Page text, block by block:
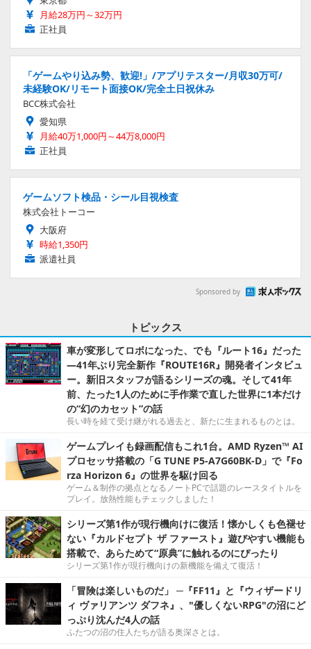
月給28万円～32万円
正社員
「ゲームやり込み勢、歓迎!」/アプリテスター/月収30万可/
未経験OK/リモート面接OK/完全土日祝休み
BCC株式会社
愛知県
月給40万1,000円～44万8,000円
正社員
ゲームソフト検品・シール目視検査
株式会社トーコー
大阪府
時給1,350円
派遣社員
Sponsored by
トピックス
車が変形してロボになった、でも『ルート16』だった
―41年ぶり完全新作『ROUTE16R』開発者インタビュ
ー。新旧スタッフが語るシリーズの魂。そして41年
前、たった1人のために手作業で直した世界に1本だけ
の“幻のカセット”の話
長い時を経て受け継がれる過去と、新たに生まれるものとは。
ゲームプレイも録画配信もこれ1台。AMD Ryzen™ AI
プロセッサ搭載の「G TUNE P5-A7G60BK-D」で『Fo
rza Horizon 6』の世界を駆け回る
ゲーム＆制作の拠点となるノートPCで話題のレースタイトルを
プレイ。放熱性能もチェックしました！
シリーズ第1作が現行機向けに復活！懐かしくも色褪せ
ない『カルドセプト ザ ファースト』遊びやすい機能も
搭載で、あらためて“原典”に触れるのにぴったり
シリーズ第1作が現行機向けの新機能を備えて復活！
「冒険は楽しいものだ」 ─『FF11』と『ウィザードリ
ィ ヴァリアンツ ダフネ』、"優しくないRPG"の沼にど
っぷり沈んだ4人の話
ふたつの沼の住人たちが語る奥深さとは。